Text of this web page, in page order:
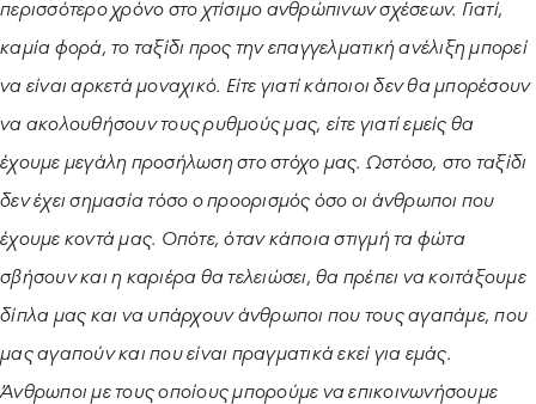
περισσότερο χρόνο στο χτίσιμο ανθρώπινων σχέσεων. Γιατί,
καμία φορά, το ταξίδι προς την επαγγελματική ανέλιξη μπορεί
να είναι αρκετά μοναχικό. Είτε γιατί κάποιοι δεν θα μπορέσουν
να ακολουθήσουν τους ρυθμούς μας, είτε γιατί εμείς θα
έχουμε μεγάλη προσήλωση στο στόχο μας. Ωστόσο, στο ταξίδι
δεν έχει σημασία τόσο ο προορισμός όσο οι άνθρωποι που
έχουμε κοντά μας. Οπότε, όταν κάποια στιγμή τα φώτα
σβήσουν και η καριέρα θα τελειώσει, θα πρέπει να κοιτάξουμε
δίπλα μας και να υπάρχουν άνθρωποι που τους αγαπάμε, που
μας αγαπούν και που είναι πραγματικά εκεί για εμάς.
Άνθρωποι με τους οποίους μπορούμε να επικοινωνήσουμε